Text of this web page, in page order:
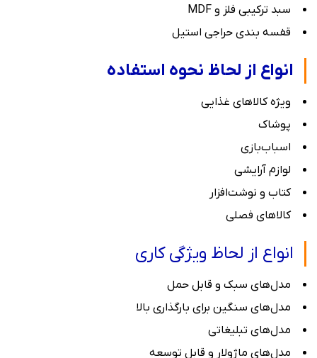
سبد ترکیبی فلز و MDF
قفسه بندی حراجی استیل
انواع از لحاظ نحوه استفاده
ویژه کالاهای غذایی
پوشاک
اسباب‌بازی
لوازم آرایشی
کتاب و نوشت‌افزار
کالاهای فصلی
انواع از لحاظ ویژگی کاری
مدل‌های سبک و قابل حمل
مدل‌های سنگین برای بارگذاری بالا
مدل‌های تبلیغاتی
مدل‌های ماژولار و قابل توسعه